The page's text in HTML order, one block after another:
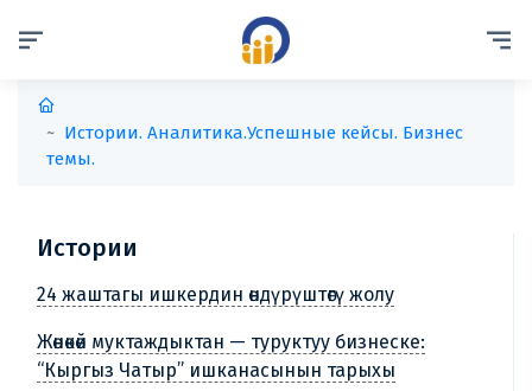
Истории. Аналитика.Успешные кейсы. Бизнес
темы.
Истории
24 жаштагы ишкердин өндүрүштөгү жолу
Жөнөкөй муктаждыктан — туруктуу бизнеске:
“Кыргыз Чатыр” ишканасынын тарыхы